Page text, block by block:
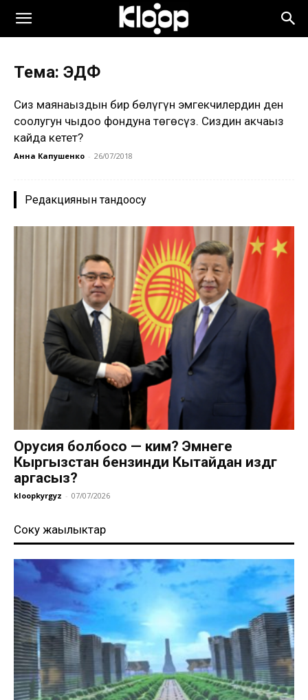
Тема: ЭДФ
Сиз маянаңыздын бир бөлүгүн эмгекчилердин ден
соолугун чыңдоо фондуна төгөсүз. Сиздин акчаңыз
кайда кетет?
Анна Капушенко - 26/07/2018
Редакциянын тандоосу
Орусия болбосо — ким? Эмнеге
Кыргызстан бензинди Кытайдан издөөгө
аргасыз?
kloopkyrgyz - 07/07/2026
Соңку жаңылыктар